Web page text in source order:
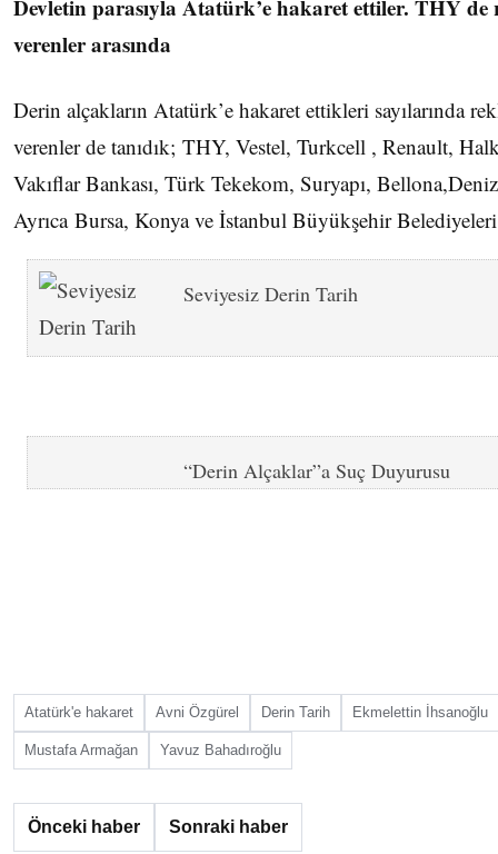
Devletin parasıyla Atatürk’e hakaret ettiler. THY de
verenler arasında
Derin alçakların Atatürk’e hakaret ettikleri sayılarında
verenler de tanıdık; THY, Vestel, Turkcell , Renault,
Vakıflar Bankası, Türk Tekekom, Suryapı,
Ayrıca Bursa, Konya ve İstanbul Büyükşehir
Seviyesiz Derin Tarih
“Derin Alçaklar”a Suç Duyurusu
Atatürk'e hakaret Avni Özgürel Derin Tarih Ekmelettin İhsanoğlu
Mustafa Armağan Yavuz Bahadıroğlu
Önceki haber Sonraki haber